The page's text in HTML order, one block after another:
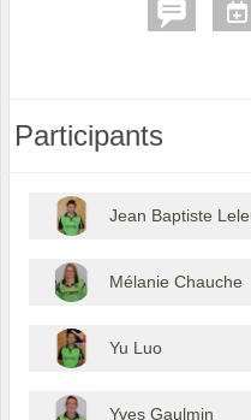
Participants
Jean Baptiste
Mélanie Chauche
Yu Luo
Yves Gaulmin